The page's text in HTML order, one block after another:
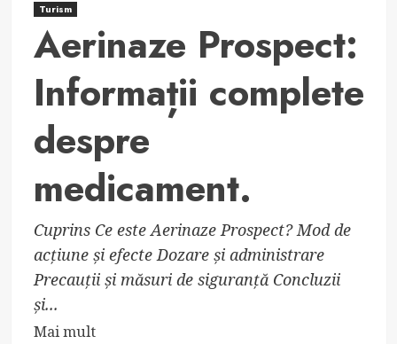
Turism
Aerinaze Prospect:
Informații complete
despre
medicament.
Cuprins Ce este Aerinaze Prospect? Mod de
acțiune și efecte Dozare și administrare
Precauții și măsuri de siguranță Concluzii
și...
Mai multRead